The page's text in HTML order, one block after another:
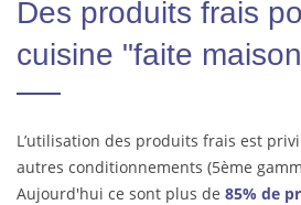
Des produits frais
cuisine "faite
L’utilisation des produits frais est
autres conditionnements (5ème
Aujourd'hui ce sont plus de 85% de